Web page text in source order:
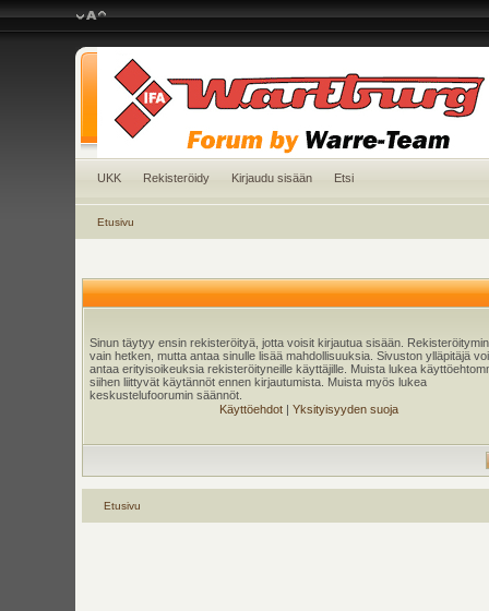
UKK Rekisteröidy Kirjaudu sisään Etsi
Etusivu
Sinun täytyy ensin rekisteröityä, jotta voisit kirjautua sisään.
vain hetken, mutta antaa sinulle lisää mahdollisuuksia. Sivuston ylläpitäjä
antaa erityisoikeuksia rekisteröityneille käyttäjille. Muista lukea
siihen liittyvät käytännöt ennen kirjautumista. Muista myös lukea
keskustelufoorumin säännöt.
Käyttöehdot| Yksityisyyden suoja
Etusivu